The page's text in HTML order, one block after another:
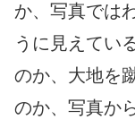
か、写真では
うに見えてい
のか、大地を
のか、写真か